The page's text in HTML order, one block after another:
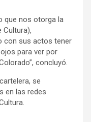
que nos otorga la
Cultura),
con sus actos tener
para ver por
concluyó.
se
en las redes